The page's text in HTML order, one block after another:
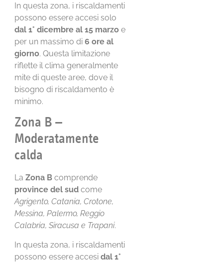
In questa zona, i riscaldamenti
possono essere accesi solo
dal 1° dicembre al 15 marzoe
per un massimo di6 ore al
giorno. Questa limitazione
riflette il clima generalmente
mite di queste aree, dove il
bisogno di riscaldamento è
minimo.
Zona B –
Moderatamente
calda
LaZona Bcomprende
province del sud come
Agrigento, Catania, Crotone,
Messina, Palermo, Reggio
Calabria, Siracusa e Trapani.
In questa zona, i riscaldamenti
possono essere accesidal 1°